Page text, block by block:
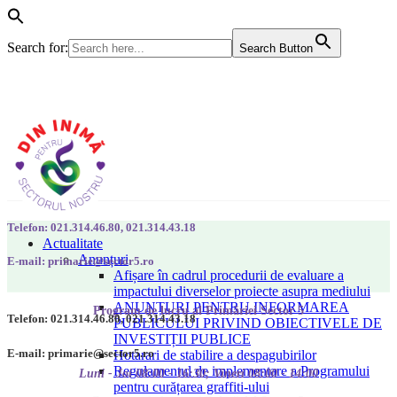
Search for: Search Button
Actualitate
Anunțuri
Afișare în cadrul procedurii de evaluare a
impactului diverselor proiecte asupra mediului
ANUNȚURI PENTRU INFORMAREA
PUBLICULUI PRIVIND OBIECTIVELE DE
INVESTIȚII PUBLICE
Hotarari de stabilire a despagubirilor
Regulamentul de implementare a Programului
pentru curățarea graffiti-ului
Telefon: 021.314.46.80, 021.314.43.18
E-mail: primarie@sector5.ro
Program de lucru al Primăriei Sector 5
Luni - Joi 08:00 - 16:30; Vineri 08:00 - 14:00
Telefon: 021.314.46.80, 021.314.43.18
E-mail: primarie@sector5.ro